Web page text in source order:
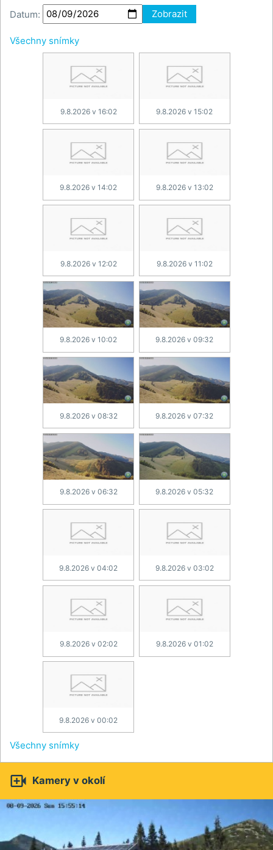
Datum: Zobrazit
Všechny snímky
9.8.2026 v 16:02 9.8.2026 v 15:02
9.8.2026 v 14:02 9.8.2026 v 13:02
9.8.2026 v 12:02 9.8.2026 v 11:02
9.8.2026 v 10:02 9.8.2026 v 09:32
9.8.2026 v 08:32 9.8.2026 v 07:32
9.8.2026 v 06:32 9.8.2026 v 05:32
9.8.2026 v 04:02 9.8.2026 v 03:02
9.8.2026 v 02:02 9.8.2026 v 01:02
9.8.2026 v 00:02
Všechny snímky
 Kamery v okolí